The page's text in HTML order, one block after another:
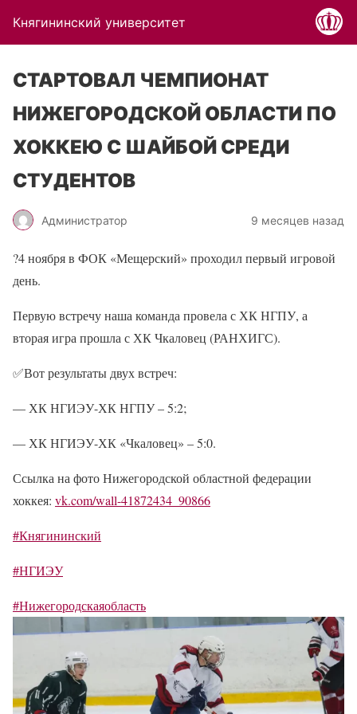
Княгининский университет
СТАРТОВАЛ ЧЕМПИОНАТ
НИЖЕГОРОДСКОЙ ОБЛАСТИ ПО
ХОККЕЮ С ШАЙБОЙ СРЕДИ
СТУДЕНТОВ
Администратор 9 месяцев назад
?4 ноября в ФОК «Мещерский» проходил первый игровой
день.
Первую встречу наша команда провела с ХК НГПУ, а
вторая игра прошла с ХК Чкаловец (РАНХИГС).
✅Вот результаты двух встреч:
— ХК НГИЭУ-ХК НГПУ – 5:2;
— ХК НГИЭУ-ХК «Чкаловец» – 5:0.
Ссылка на фото Нижегородской областной федерации
хоккея: vk.com/wall-41872434_90866
#Княгининский
#НГИЭУ
#Нижегородскаяобласть